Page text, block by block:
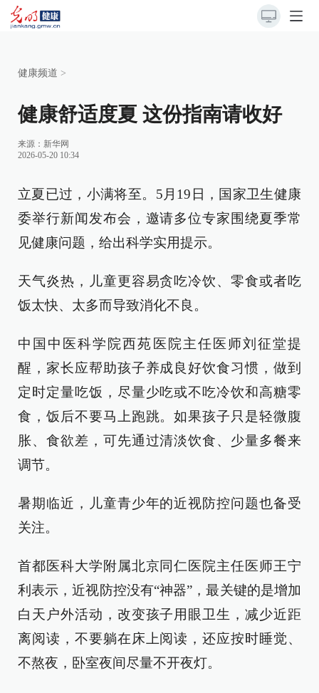
健康频道 >
健康舒适度夏 这份指南请收好
来源： 新华网
2026-05-20 10:34
立夏已过，小满将至。5月19日，国家卫生健康
委举行新闻发布会，邀请多位专家围绕夏季常
见健康问题，给出科学实用提示。
天气炎热，儿童更容易贪吃冷饮、零食或者吃
饭太快、太多而导致消化不良。
中国中医科学院西苑医院主任医师刘征堂提
醒，家长应帮助孩子养成良好饮食习惯，做到
定时定量吃饭，尽量少吃或不吃冷饮和高糖零
食，饭后不要马上跑跳。如果孩子只是轻微腹
胀、食欲差，可先通过清淡饮食、少量多餐来
调节。
暑期临近，儿童青少年的近视防控问题也备受
关注。
首都医科大学附属北京同仁医院主任医师王宁
利表示，近视防控没有“神器”，最关键的是增加
白天户外活动，改变孩子用眼卫生，减少近距
离阅读，不要躺在床上阅读，还应按时睡觉、
不熬夜，卧室夜间尽量不开夜灯。